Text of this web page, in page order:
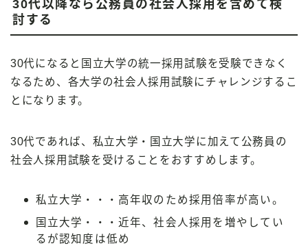
30代以降なら公務員の社会人採用を含めて検
討する
30代になると国立大学の統一採用試験を受験できなく
なるため、各大学の社会人採用試験にチャレンジするこ
とになります。
30代であれば、私立大学・国立大学に加えて公務員の
社会人採用試験を受けることをおすすめします。
私立大学・・・高年収のため採用倍率が高い。
国立大学・・・近年、社会人採用を増やしてい
るが認知度は低め